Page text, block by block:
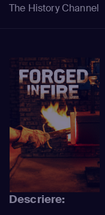
The History Channel
Descriere: